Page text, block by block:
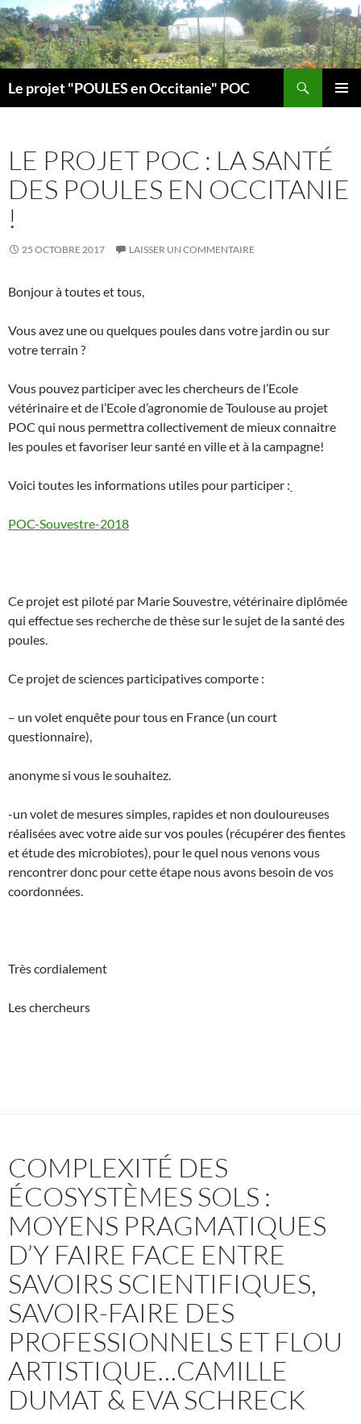
Aller
au
contenu
Le projet "POULES en Occitanie" POC
LE PROJET POC : LA SANTÉ
DES POULES EN OCCITANIE
!
25 OCTOBRE 2017 LAISSER UN COMMENTAIRE
Bonjour à toutes et tous,
Vous avez une ou quelques poules dans votre jardin ou sur
votre terrain ?
Vous pouvez participer avec les chercheurs de l’Ecole
vétérinaire et de l’Ecole d’agronomie de Toulouse au projet
POC qui nous permettra collectivement de mieux connaitre
les poules et favoriser leur santé en ville et à la campagne!
Voici toutes les informations utiles pour participer :
POC-Souvestre-2018
Ce projet est piloté par Marie Souvestre, vétérinaire diplômée
qui effectue ses recherche de thèse sur le sujet de la santé des
poules.
Ce projet de sciences participatives comporte :
– un volet enquête pour tous en France (un court
questionnaire),
anonyme si vous le souhaitez.
-un volet de mesures simples, rapides et non douloureuses
réalisées avec votre aide sur vos poules (récupérer des fientes
et étude des microbiotes), pour le quel nous venons vous
rencontrer donc pour cette étape nous avons besoin de vos
coordonnées.
Très cordialement
Les chercheurs
COMPLEXITÉ DES
ÉCOSYSTÈMES SOLS :
MOYENS PRAGMATIQUES
D’Y FAIRE FACE ENTRE
SAVOIRS SCIENTIFIQUES,
SAVOIR-FAIRE DES
PROFESSIONNELS ET FLOU
ARTISTIQUE…CAMILLE
DUMAT & EVA SCHRECK